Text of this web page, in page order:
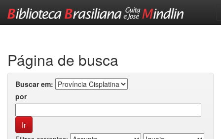
Página de busca
Buscar em:
por